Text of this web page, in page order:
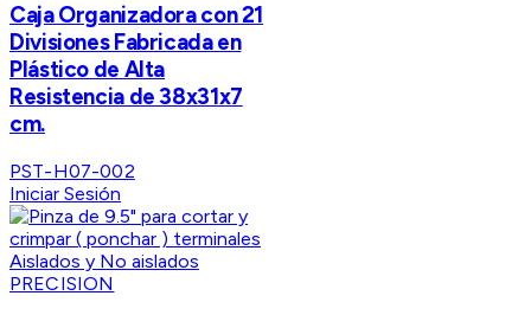
Caja Organizadora con 21
Divisiones Fabricada en
Plástico de Alta
Resistencia de 38x31x7
cm.
PST-H07-002
Iniciar Sesión
PRECISION